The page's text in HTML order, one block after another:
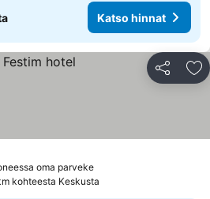
Katso hinnat
Jaa
oma parvekeKatso hinnat
kohteesta Keskusta